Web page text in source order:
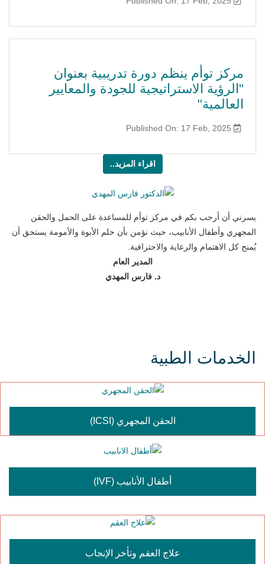
مركز توأم ينظم دورة تدريبية بعنوان
"الرؤية الاستراتيجية للجودة والمعايير
العالمية"
اقراء المزيد..
يسرني أن أرحب بكم في مركز توأم للمساعدة على الحمل والحقن
المجهري وأطفال الأنابيب، حيث نؤمن بأن حلم الأبوة والأمومة يستحق أن
يُمنح كل الاهتمام والرعاية والاحترافية.
المدير العام
د. فارس المهدي
الخدمات الطبية
الحقن المجهري (ICSI)
أطفال الأنابيب (IVF)
علاج العقم وتأخر الإنجاب